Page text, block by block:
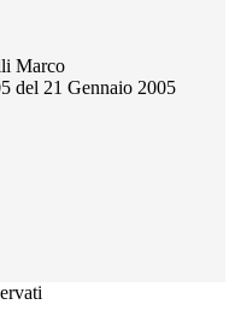
Marco
del 21 Gennaio 2005